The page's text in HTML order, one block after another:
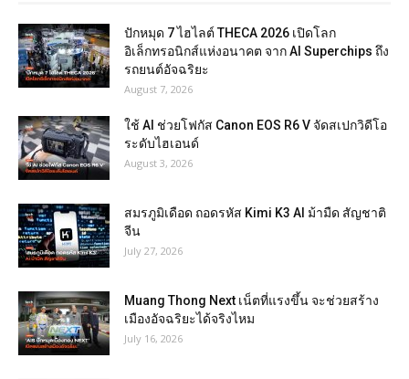
ปักหมุด 7 ไฮไลต์ THECA 2026 เปิดโลก
อิเล็กทรอนิกส์แห่งอนาคต จาก AI Superchips ถึง
รถยนต์อัจฉริยะ
August 7, 2026
ใช้ AI ช่วยโฟกัส Canon EOS R6 V จัดสเปกวิดีโอ
ระดับไฮเอนด์
August 3, 2026
สมรภูมิเดือด ถอดรหัส Kimi K3 AI ม้ามืด สัญชาติ
จีน
July 27, 2026
Muang Thong Next เน็ตที่แรงขึ้น จะช่วยสร้าง
เมืองอัจฉริยะได้จริงไหม
July 16, 2026